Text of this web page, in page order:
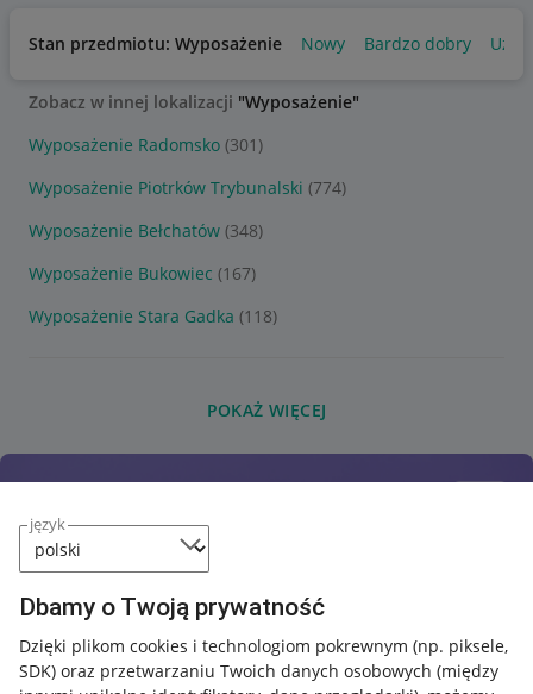
język
Dbamy o Twoją prywatność
Dzięki plikom cookies i technologiom pokrewnym (np. piksele,
SDK) oraz przetwarzaniu Twoich danych osobowych (między
Stan przedmiotu: Wyposażenie Nowy Bardzo dobry
Zobacz w innej lokalizacji "Wyposażenie"
Wyposażenie Radomsko (301)
Wyposażenie Piotrków Trybunalski (774)
Wyposażenie Bełchatów (348)
Wyposażenie Bukowiec (167)
Wyposażenie Stara Gadka (118)
POKAŻ WIĘCEJ